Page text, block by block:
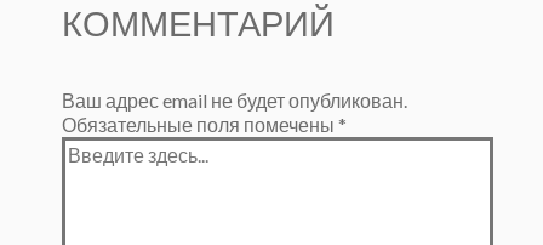
КОММЕНТАРИЙ
Ваш адрес email не будет опубликован.
Обязательные поля помечены *
Введите
здесь...